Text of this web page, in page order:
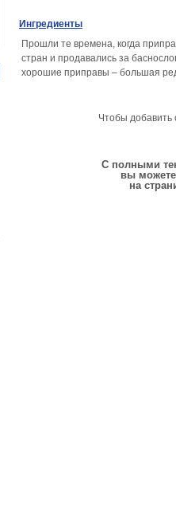
Ингредиенты
Прошли те времена, когда
стран и продавались за
хорошие приправы – большая
Чтобы
С полными
вы
на